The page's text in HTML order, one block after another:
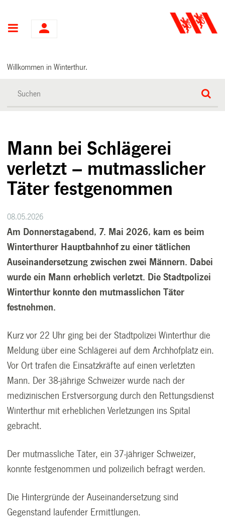
Hauptnavigation
Willkommen in Winterthur.
Mann bei Schlägerei
verletzt – mutmasslicher
Täter festgenommen
08.05.2026
Am Donnerstagabend, 7. Mai 2026, kam es beim
Winterthurer Hauptbahnhof zu einer tätlichen
Auseinandersetzung zwischen zwei Männern. Dabei
wurde ein Mann erheblich verletzt. Die Stadtpolizei
Winterthur konnte den mutmasslichen Täter
festnehmen.
Kurz vor 22 Uhr ging bei der Stadtpolizei Winterthur die
Meldung über eine Schlägerei auf dem Archhofplatz ein.
Vor Ort trafen die Einsatzkräfte auf einen verletzten
Mann. Der 38-jährige Schweizer wurde nach der
medizinischen Erstversorgung durch den Rettungsdienst
Winterthur mit erheblichen Verletzungen ins Spital
gebracht.
Der mutmassliche Täter, ein 37-jähriger Schweizer,
konnte festgenommen und polizeilich befragt werden.
Die Hintergründe der Auseinandersetzung sind
Gegenstand laufender Ermittlungen.